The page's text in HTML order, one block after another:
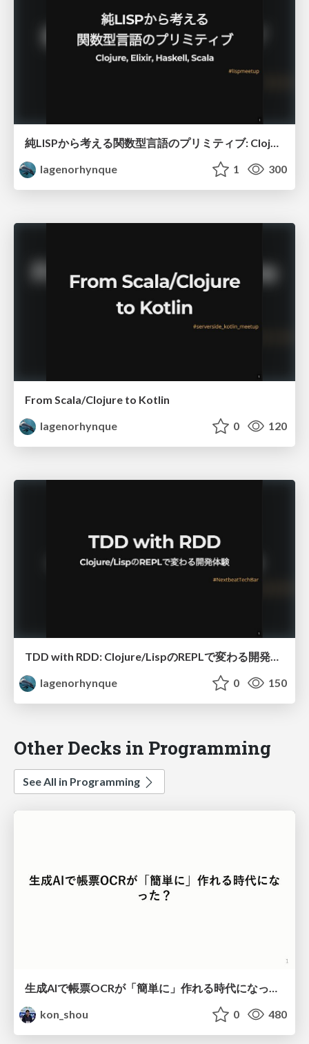
lagenorhynque
1 300
From Scala/Clojure to Kotlin
lagenorhynque
0 120
TDD with RDD: Clojure/LispのREPLで変わる開発体験
lagenorhynque
0 150
Other Decks in Programming
See All in Programming
kon_shou
0 480